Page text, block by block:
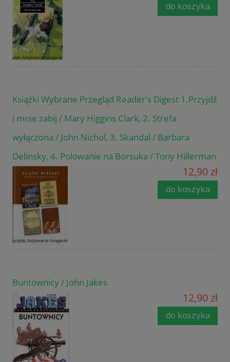
do koszyka
Książki Wybrane Przegląd Reader's Digest 1.Przyjdź
i mnie zabij / Mary Higgins Clark, 2. Strefa
wyłączona / John Nichol, 3. Skandal / Barbara
Delinsky, 4. Polowanie na Borsuka / Tony Hillerman
12,90 zł
do koszyka
Buntownicy / John Jakes
12,90 zł
do koszyka